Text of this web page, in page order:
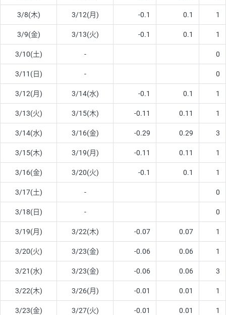
3/8(木) 3/12(月) -0.1 0.1 1
3/9(金) 3/13(火) -0.1 0.1 1
3/10(土) - 0
3/11(日) - 0
3/12(月) 3/14(水) -0.1 0.1 1
3/13(火) 3/15(木) -0.11 0.11 1
3/14(水) 3/16(金) -0.29 0.29 3
3/15(木) 3/19(月) -0.11 0.11 1
3/16(金) 3/20(火) -0.1 0.1 1
3/17(土) - 0
3/18(日) - 0
3/19(月) 3/22(木) -0.07 0.07 1
3/20(火) 3/23(金) -0.06 0.06 1
3/21(水) 3/23(金) -0.06 0.06 3
3/22(木) 3/26(月) -0.01 0.01 1
3/23(金) 3/27(火) -0.01 0.01 1